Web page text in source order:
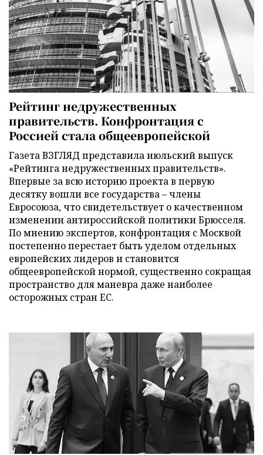
Рейтинг недружественных
правительств. Конфронтация с
Россией стала общеевропейской
Газета ВЗГЛЯД представила июльский выпуск
«Рейтинга недружественных правительств».
Впервые за всю историю проекта в первую
десятку вошли все государства – члены
Евросоюза, что свидетельствует о качественном
изменении антироссийской политики Брюсселя.
По мнению экспертов, конфронтация с Москвой
постепенно перестает быть уделом отдельных
европейских лидеров и становится
общеевропейской нормой, существенно сокращая
пространство для маневра даже наиболее
осторожных стран ЕС.